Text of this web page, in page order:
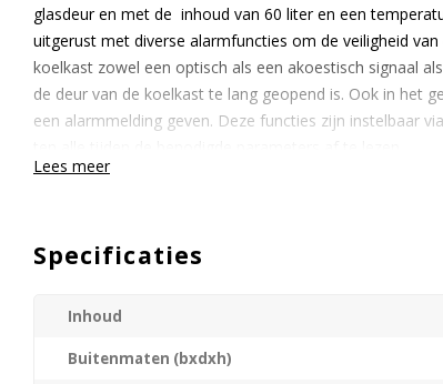
glasdeur en met de inhoud van 60 liter en een
uitgerust met diverse alarmfuncties om de veiligheid
koelkast zowel een optisch als een akoestisch signaal
de deur van de koelkast te lang geopend is. Ook in het
een alarmmelding geven. Deze functies zijn instelbaar
De achterwandbescherming zorgt ervoor dat er geen
kunnen worden. Veder bevindt zich een led-verlichting
Wij staan u graag te woord voor een passend advies of
Lees meer
Specificaties
Inhoud
Buitenmaten (bxdxh)